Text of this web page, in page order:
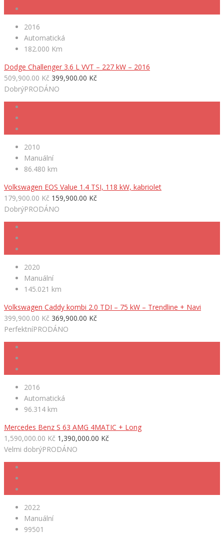
2016
Automatická
182.000 Km
Dodge Challenger 3.6 L VVT – 227 kW – 2016
509,900.00 Kč 399,900.00 Kč
DobrýPRODÁNO
2010
Manuální
86.480 km
Volkswagen EOS Value 1.4 TSI, 118 kW, kabriolet
179,900.00 Kč 159,900.00 Kč
DobrýPRODÁNO
2020
Manuální
145.021 km
Volkswagen Caddy kombi 2.0 TDI – 75 kW – Trendline + Navi
399,900.00 Kč 369,900.00 Kč
PerfektníPRODÁNO
2016
Automatická
96.314 km
Mercedes Benz S 63 AMG 4MATIC + Long
1,590,000.00 Kč 1,390,000.00 Kč
Velmi dobrýPRODÁNO
2022
Manuální
99501